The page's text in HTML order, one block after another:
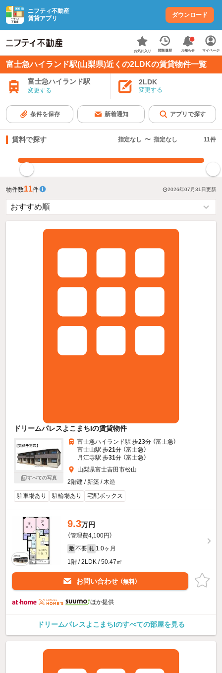
ニフティ不動産
賃貸アプリ
ダウンロード
お気に入り 閲覧履歴 お知らせ マイページ
富士急ハイランド駅(山梨県)近くの2LDKの賃貸物件一覧
富士急ハイランド駅
変更する
2LDK
変更する
条件を保存 新着通知 アプリで探す
賃料で探す 指定なし 〜 指定なし 11件
物件数11件 2026年07月31日更新
ドリームパレスよこまちIの賃貸物件
すべての写真
富士急ハイランド駅 歩23分 （富士急）
富士山駅 歩21分 （富士急）
月江寺駅 歩31分 （富士急）
山梨県富士吉田市松山
2階建 / 新築 / 木造
駐車場あり
駐輪場あり 宅配ボックス
9.3万円
（管理費4,100円）
敷 不要 礼 1.0ヶ月
1階 / 2LDK / 50.47㎡
お問い合わせ （無料）
ほか提供
ドリームパレスよこまちIのすべての部屋を見る